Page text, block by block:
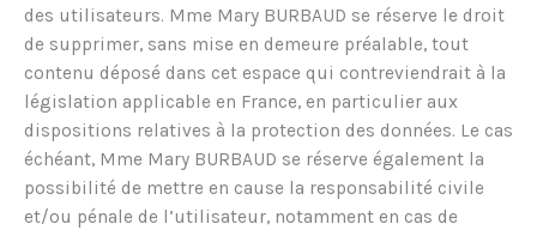
des utilisateurs. Mme Mary BURBAUD se réserve le droit
de supprimer, sans mise en demeure préalable, tout
contenu déposé dans cet espace qui contreviendrait à la
législation applicable en France, en particulier aux
dispositions relatives à la protection des données. Le cas
échéant, Mme Mary BURBAUD se réserve également la
possibilité de mettre en cause la responsabilité civile
et/ou pénale de l’utilisateur, notamment en cas de